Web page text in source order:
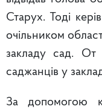
Старух. Тоді
очільником
закладу сад. От
саджанців у
За допомогою